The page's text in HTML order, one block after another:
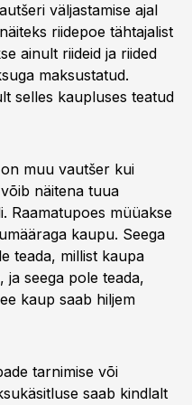
väljastamise ajal
riidepoe tähtajalist
ainult riideid ja riided
maksustatud.
selles kaupluses teatud
on muu vautšer kui
näitena tuua
Raamatupoes müüakse
kaupu. Seega
teada, millist kaupa
ja seega pole teada,
kaup saab hiljem
tarnimise või
saab kindlalt